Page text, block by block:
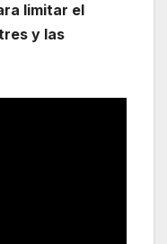
limitar el
y las